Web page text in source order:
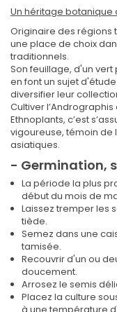
Un héritage botanique
Originaire des régions
une place de choix
traditionnels.
Son feuillage, d'un
en font un sujet
diversifier leur
Cultiver
Ethnoplants, c’est
vigoureuse, témoin de
asiatiques.
- Germination,
La période la plus
début du mois de
Laissez tremper les
tiède.
Semez dans une
tamisée.
Recouvrir d'un ou
doucement.
Arrosez le semis
Placez la culture